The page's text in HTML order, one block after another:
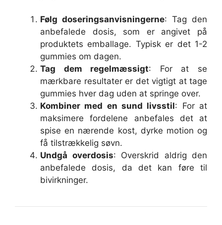
Følg doseringsanvisningerne: Tag den
anbefalede dosis, som er angivet på
produktets emballage. Typisk er det 1-2
gummies om dagen.
Tag dem regelmæssigt: For at se
mærkbare resultater er det vigtigt at tage
gummies hver dag uden at springe over.
Kombiner med en sund livsstil: For at
maksimere fordelene anbefales det at
spise en nærende kost, dyrke motion og
få tilstrækkelig søvn.
Undgå overdosis: Overskrid aldrig den
anbefalede dosis, da det kan føre til
bivirkninger.